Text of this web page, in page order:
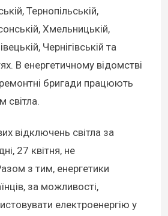
Тернопільській,
Хмельницькій,
Чернігівській та
В енергетичному відомстві
бригади працюють
світла.
відключень світла за
27 квітня, не
з тим, енергетики
за можливості,
електроенергію у